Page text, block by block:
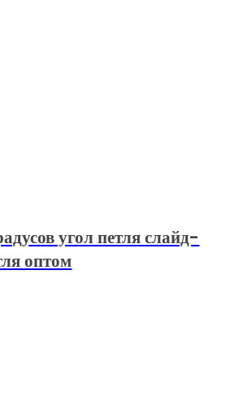
угол петля слайд-
оптом